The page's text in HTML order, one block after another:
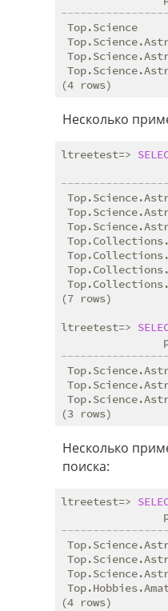
Top.Science
Несколько
ltreetest=>
(7 rows)
ltreetest=>
Несколько
поиска:
ltreetest=>
(4 rows)